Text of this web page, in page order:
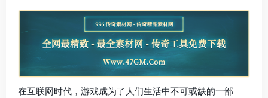
在互联网时代，游戏成为了人们生活中不可或缺的一部